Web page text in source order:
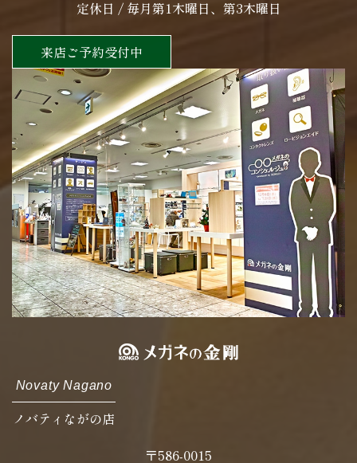
定休日 / 毎月第1木曜日、第3木曜日
来店ご予約受付中
Novaty Nagano
ノバティながの店
〒586-0015